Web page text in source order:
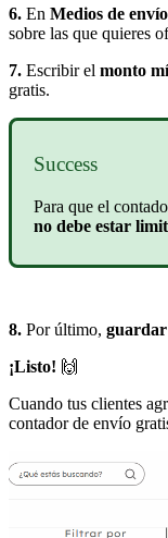
6. En Medios de envío
sobre las que quieres
7. Escribir el monto
gratis.
Success
Para que el
no debe estar
8. Por último, guardar
¡Listo! 🙌
Cuando tus clientes
contador de envío